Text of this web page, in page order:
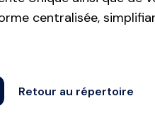
centralisée,
Retour au répertoire